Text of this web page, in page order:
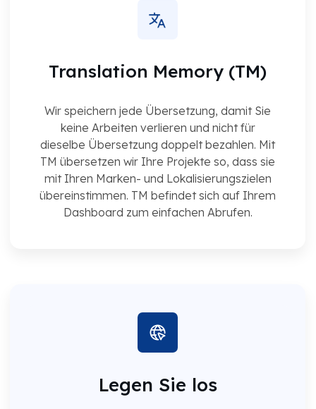
Translation Memory (TM)
Wir speichern jede Übersetzung, damit Sie
keine Arbeiten verlieren und nicht für
dieselbe Übersetzung doppelt bezahlen. Mit
TM übersetzen wir Ihre Projekte so, dass sie
mit Ihren Marken- und Lokalisierungszielen
übereinstimmen. TM befindet sich auf Ihrem
Dashboard zum einfachen Abrufen.
Legen Sie los